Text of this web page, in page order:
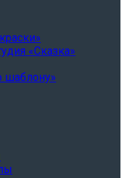
«Сказка»
шаблону»